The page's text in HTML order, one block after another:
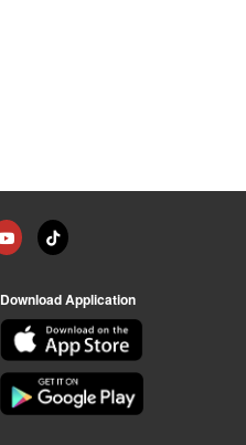
Download Application